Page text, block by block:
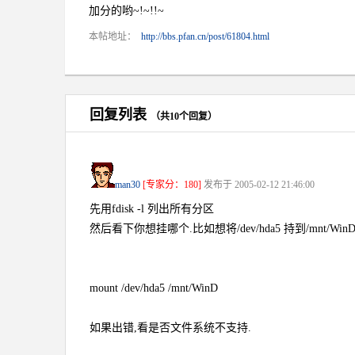
加分的哟~!~!!~
本帖地址： http://bbs.pfan.cn/post/61804.html
回复列表 （共10个回复）
man30 [专家分：180] 发布于 2005-02-12 21:46:00
先用fdisk -l 列出所有分区
然后看下你想挂哪个.比如想将/dev/hda5 持到/mnt/
mount /dev/hda5 /mnt/WinD
如果出错,看是否文件系统不支持.